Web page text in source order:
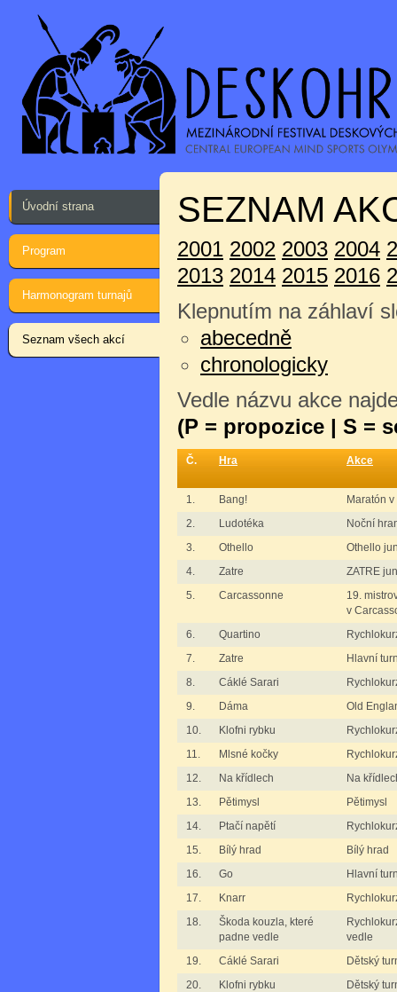
Úvodní strana
Program
Harmonogram turnajů
Seznam všech akcí
SEZNAM
2001 2002 2003 2004
2013 2014 2015 2016
Klepnutím na záhlaví
abecedně
chronologicky
Vedle názvu akce
(P = propozice | S =
Č. Hra Akce
1. Bang!
Maratón
2.
Ludotéka
Noční
3.
Othello
Othello
4.
Zatre
ZATRE
5.
Carcassonne
19.
v
6.
Quartino
7.
Zatre
Hlavní
8.
Cáklé Sarari
9.
Dáma
Old
10.
Klofni rybku
11.
Mlsné kočky
12.
Na křídlech
Na
13.
Pětimysl
Pětimysl
14.
Ptačí napětí
15.
Bílý hrad
Bílý hrad
16.
Go
Hlavní
17.
Knarr
18.
Škoda kouzla, které
padne vedle
vedle
19.
Cáklé Sarari
Dětský
20.
Klofni rybku
Dětský